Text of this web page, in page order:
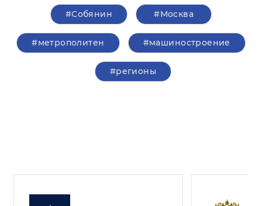
#Собянин #Москва
#метрополитен #машиностроение
#регионы